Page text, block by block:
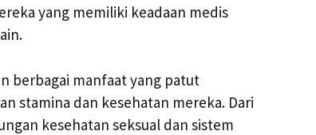
yang memiliki keadaan medis
berbagai manfaat yang patut
stamina dan kesehatan mereka. Dari
kesehatan seksual dan sistem